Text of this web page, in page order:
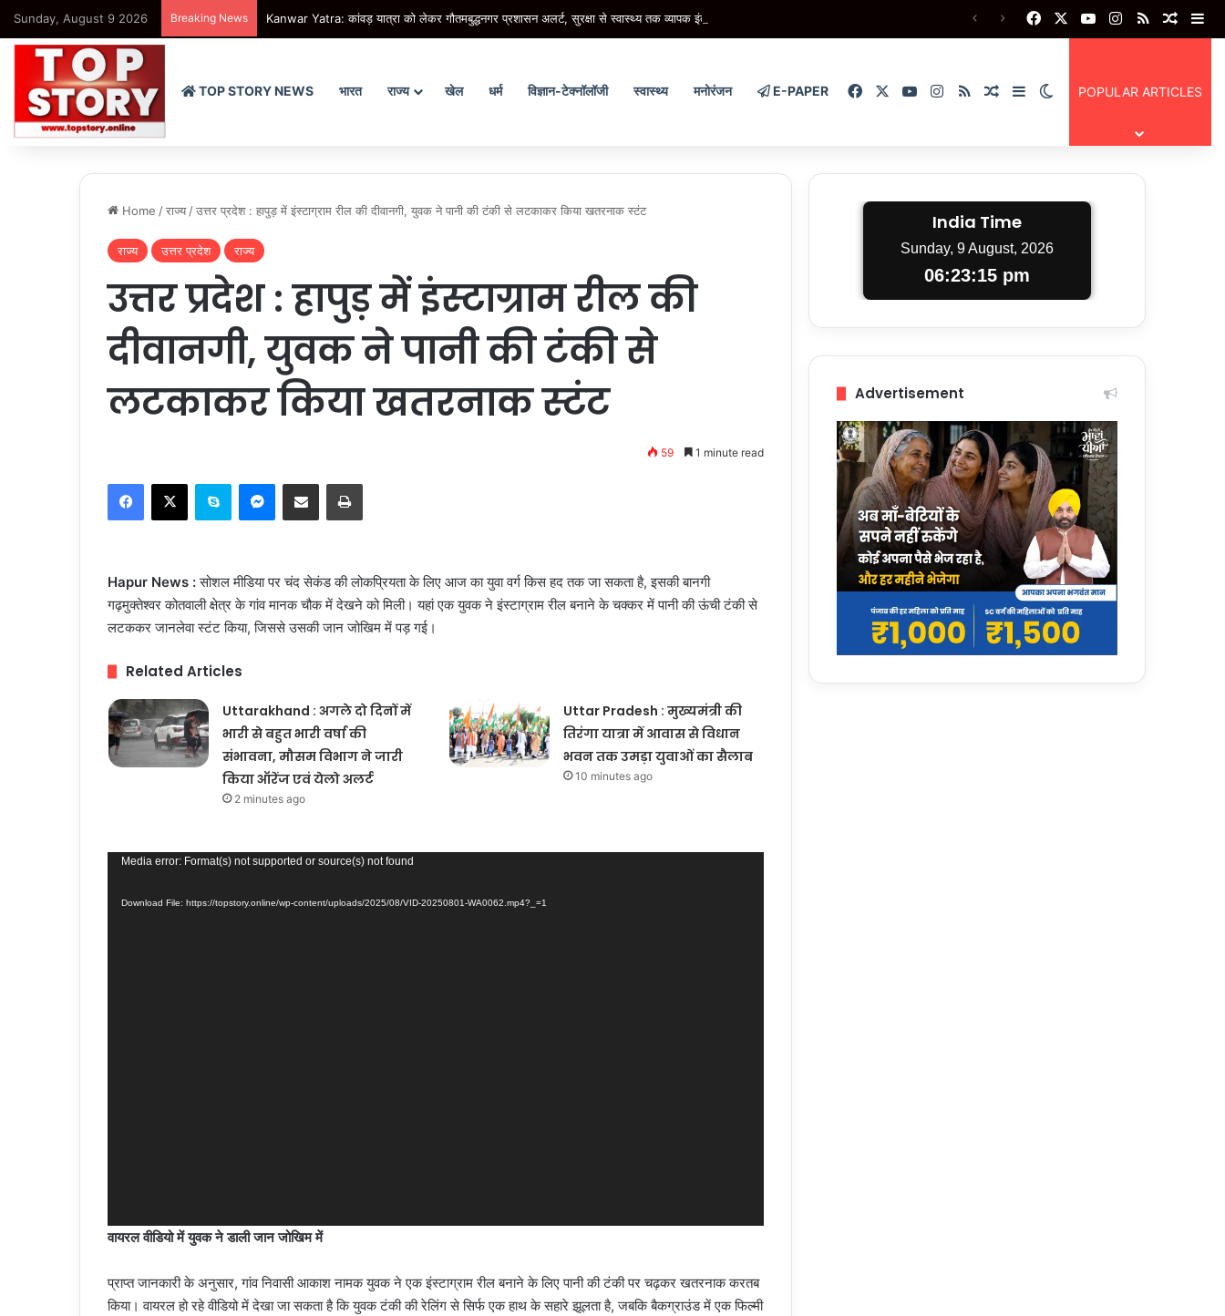
Sunday, August 9 2026 Breaking News Kanwar Yatra: कांवड़ यात्रा को लेकर गौतमबुद्धनगर प्रशासन अलर्ट, सुरक्षा से स्वास्थ्य तक व्यापक इंतजाम FacebookYouTubeInstagram
RSS
TOP STORY NEWS भारत राज्य खेल धर्म विज्ञान-टेक्नॉलॉजी स्वास्थ्य मनोरंजन E-PAPER FacebookYouTubeInstagram
RSSRandom Article
SidebarSwitch skin
POPULAR ARTICLES
Home /राज्य /उत्तर प्रदेश : हापुड़ में इंस्टाग्राम रील की दीवानगी, युवक ने पानी की टंकी से लटकाकर किया खतरनाक स्टंट
राज्य उत्तर प्रदेश राज्य
उत्तर प्रदेश : हापुड़ में इंस्टाग्राम रील की
दीवानगी, युवक ने पानी की टंकी से
लटकाकर किया खतरनाक स्टंट
59 1 minute read
Facebook
X Skype Messenger
Share via Email Print
Hapur News :सोशल मीडिया पर चंद सेकंड की लोकप्रियता के लिए आज का युवा वर्ग किस हद तक जा सकता है, इसकी बानगी
गढ़मुक्तेश्वर कोतवाली क्षेत्र के गांव मानक चौक में देखने को मिली। यहां एक युवक ने इंस्टाग्राम रील बनाने के चक्कर में पानी की ऊंची टंकी से
लटककर जानलेवा स्टंट किया, जिससे उसकी जान जोखिम में पड़ गई।
Related Articles
Uttarakhand : अगले दो दिनों में
भारी से बहुत भारी वर्षा की
संभावना, मौसम विभाग ने जारी
किया ऑरेंज एवं येलो अलर्ट
2 minutes ago
Uttar Pradesh : मुख्यमंत्री की
तिरंगा यात्रा में आवास से विधान
भवन तक उमड़ा युवाओं का सैलाब
10 minutes ago
Video
Media error: Format(s) not supported or source(s) not found
Download File: https://topstory.online/wp-content/uploads/2025/08/VID-20250801-WA0062.mp4?_=1
वायरल वीडियो में युवक ने डाली जान जोखिम में
प्राप्त जानकारी के अनुसार, गांव निवासी आकाश नामक युवक ने एक इंस्टाग्राम रील बनाने के लिए पानी की टंकी पर चढ़कर खतरनाक करतब
किया। वायरल हो रहे वीडियो में देखा जा सकता है कि युवक टंकी की रेलिंग से सिर्फ एक हाथ के सहारे झूलता है, जबकि बैकग्राउंड में एक फिल्मी
India Time
Sunday, 9 August, 2026
06:23:16 pm
Advertisement